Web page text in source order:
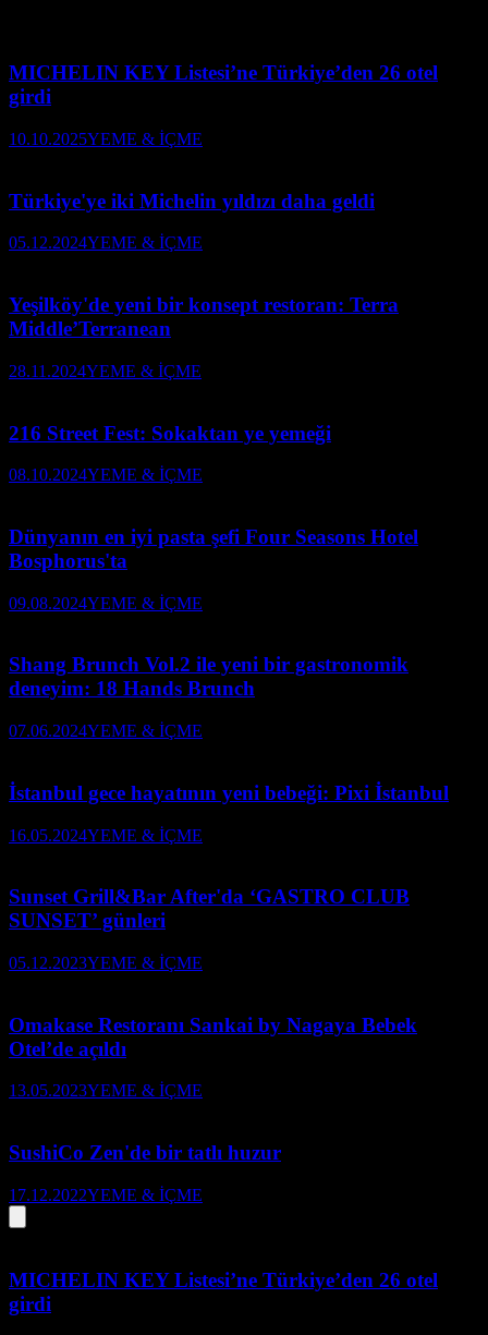
MICHELIN KEY Listesi’ne Türkiye’den 26 otel
girdi
10.10.2025YEME & İÇME
Türkiye'ye iki Michelin yıldızı daha geldi
05.12.2024YEME & İÇME
Yeşilköy'de yeni bir konsept restoran: Terra
Middle’Terranean
28.11.2024YEME & İÇME
216 Street Fest: Sokaktan ye yemeği
08.10.2024YEME & İÇME
Dünyanın en iyi pasta şefi Four Seasons Hotel
Bosphorus'ta
09.08.2024YEME & İÇME
Shang Brunch Vol.2 ile yeni bir gastronomik
deneyim: 18 Hands Brunch
07.06.2024YEME & İÇME
İstanbul gece hayatının yeni bebeği: Pixi İstanbul
16.05.2024YEME & İÇME
Sunset Grill&Bar After'da ‘GASTRO CLUB
SUNSET’ günleri
05.12.2023YEME & İÇME
Omakase Restoranı Sankai by Nagaya Bebek
Otel’de açıldı
13.05.2023YEME & İÇME
SushiCo Zen'de bir tatlı huzur
17.12.2022YEME & İÇME
MICHELIN KEY Listesi’ne Türkiye’den 26 otel
girdi